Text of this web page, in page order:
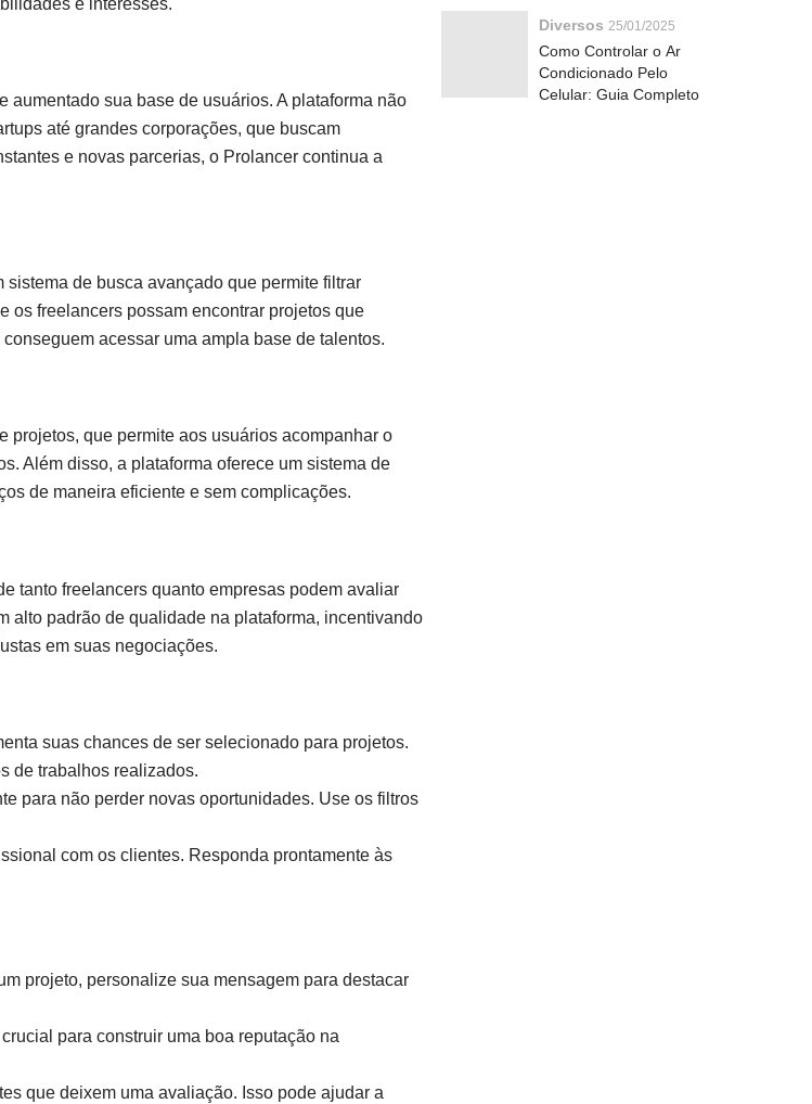
sua base de usuários. A plataforma não
até grandes corporações, que buscam
e novas parcerias, o Prolancer continua a
de busca avançado que permite filtrar
os freelancers possam encontrar projetos que
acessar uma ampla base de talentos.
projetos, que permite aos usuários acompanhar o
Além disso, a plataforma oferece um sistema de
de maneira eficiente e sem complicações.
tanto freelancers quanto empresas podem avaliar
alto padrão de qualidade na plataforma, incentivando
em suas negociações.
suas chances de ser selecionado para projetos.
de trabalhos realizados.
para não perder novas oportunidades. Use os filtros
com os clientes. Responda prontamente às
projeto, personalize sua mensagem para destacar
para construir uma boa reputação na
que deixem uma avaliação. Isso pode ajudar a
Diversos 25/01/2025
Como Controlar o Ar
Condicionado Pelo
Celular: Guia Completo